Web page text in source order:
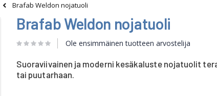
Brafab Weldon nojatuoli
Brafab Weldon nojatuoli
Ole ensimmäinen tuotteen arvostelija
Suoraviivainen ja moderni kesäkaluste nojatuolit
tai puutarhaan.